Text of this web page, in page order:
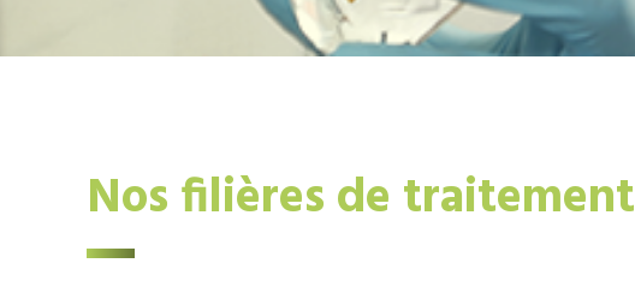
Nos filières de traitement